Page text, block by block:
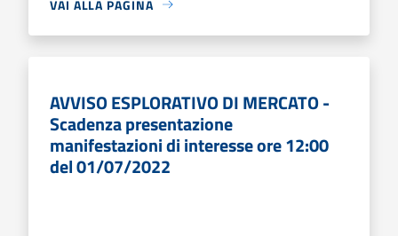
VAI ALLA PAGINA
AVVISO ESPLORATIVO DI MERCATO -
Scadenza presentazione
manifestazioni di interesse ore 12:00
del 01/07/2022